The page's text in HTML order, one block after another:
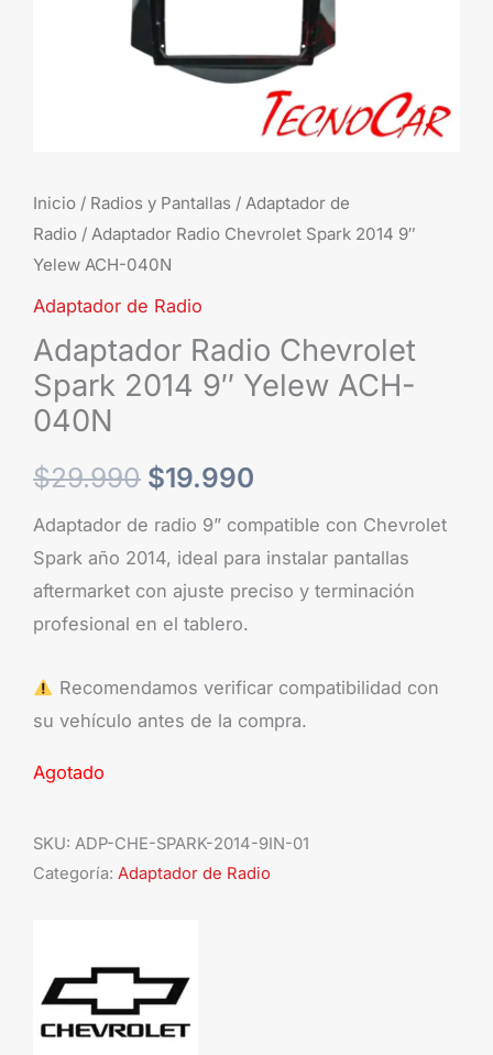
Inicio / Radios y Pantallas / Adaptador de
Radio / Adaptador Radio Chevrolet Spark 2014 9″
Yelew ACH-040N
Adaptador de Radio
Adaptador Radio Chevrolet
Spark 2014 9″ Yelew ACH-
040N
$29.990 $19.990
Adaptador de radio 9” compatible con Chevrolet
Spark año 2014, ideal para instalar pantallas
aftermarket con ajuste preciso y terminación
profesional en el tablero.
Recomendamos verificar compatibilidad con
su vehículo antes de la compra.
Agotado
SKU: ADP-CHE-SPARK-2014-9IN-01
Categoría: Adaptador de Radio